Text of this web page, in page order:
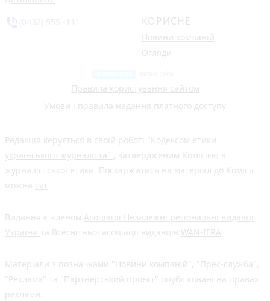
КОРИСНЕ
Новини компаній
Огляди
Правила користування сайтом
Умови і правила надання платного доступу
Редакція керується в своїй роботі "Кодексом етики
українського журналіста" , затвердженим Комісією з
журналістської етики. Поскаржитись на матеріал до Комісії
можна тут
Видання є членом Асоціації Незалежні регіональні видавці
України та Всесвітньої асоціації видавців WAN-IFRA
Матеріали з позначками "Новини компаній", "Прес-служба",
"Реклама" та "Партнерський проєкт" опубліковані на правах
реклами.